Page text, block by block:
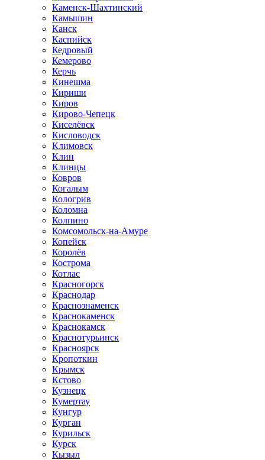
Каменск-Шахтинский
Камышин
Канск
Каспийск
Кедровый
Кемерово
Керчь
Кинешма
Кириши
Киров
Кирово-Чепецк
Киселёвск
Кисловодск
Климовск
Клин
Клинцы
Ковров
Когалым
Кологрив
Коломна
Колпино
Комсомольск-на-Амуре
Копейск
Королёв
Кострома
Котлас
Красногорск
Краснодар
Краснознаменск
Краснокаменск
Краснокамск
Краснотурьинск
Красноярск
Кропоткин
Крымск
Кстово
Кузнецк
Кумертау
Кунгур
Курган
Курильск
Курск
Кызыл